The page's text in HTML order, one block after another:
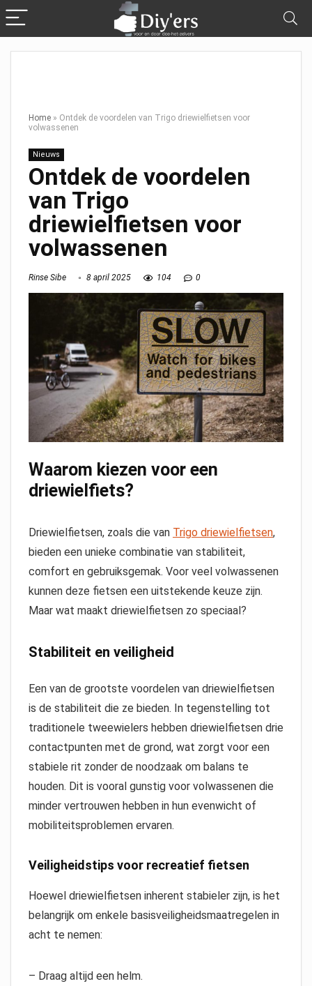
Home » Ontdek de voordelen van Trigo driewielfietsen voor
volwassenen
Nieuws
Ontdek de voordelen
van Trigo
driewielfietsen voor
volwassenen
Rinse Sibe 8 april 2025 104 0
Waarom kiezen voor een
driewielfiets?
Driewielfietsen, zoals die van Trigo driewielfietsen,
bieden een unieke combinatie van stabiliteit,
comfort en gebruiksgemak. Voor veel volwassenen
kunnen deze fietsen een uitstekende keuze zijn.
Maar wat maakt driewielfietsen zo speciaal?
Stabiliteit en veiligheid
Een van de grootste voordelen van driewielfietsen
is de stabiliteit die ze bieden. In tegenstelling tot
traditionele tweewielers hebben driewielfietsen drie
contactpunten met de grond, wat zorgt voor een
stabiele rit zonder de noodzaak om balans te
houden. Dit is vooral gunstig voor volwassenen die
minder vertrouwen hebben in hun evenwicht of
mobiliteitsproblemen ervaren.
Veiligheidstips voor recreatief fietsen
Hoewel driewielfietsen inherent stabieler zijn, is het
belangrijk om enkele basisveiligheidsmaatregelen in
acht te nemen:
– Draag altijd een helm.